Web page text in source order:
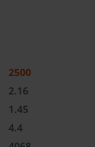
2500
2.16
1.45
4.4